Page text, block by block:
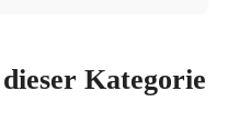
Kategorie